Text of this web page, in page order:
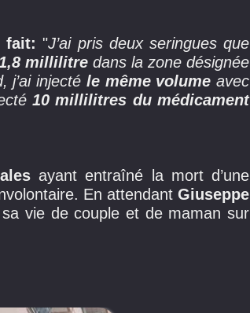
fait: "J’ai pris deux seringues que
millilitre dans la zone désignée
j’ai injecté le même volumeavec
10 millilitres du médicament
ayant entraîné la mort d’une
En attendant Giuseppe
vie de couple et de maman sur